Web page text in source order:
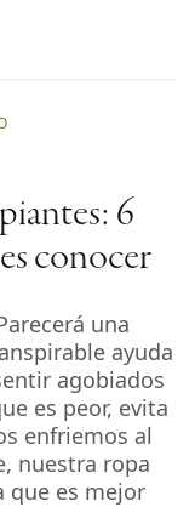
6
conocer
una
ayuda
agobiados
es peor, evita
enfriemos al
nuestra ropa
que es mejor